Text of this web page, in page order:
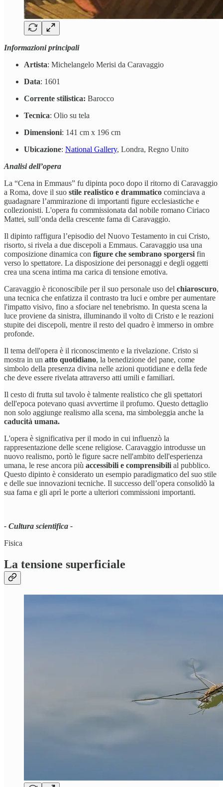
Informazioni principali
Artista: Michelangelo Merisi da Caravaggio
Data: 1601
Corrente stilistica: Barocco
Tecnica: Olio su tela
Dimensioni: 141 cm x 196 cm
Ubicazione: National Gallery, Londra, Regno Unito
Analisi dell’opera
La “Cena in Emmaus” fu dipinta poco dopo il ritorno di Caravaggio
a Roma, dove il suo stile realistico e drammatico cominciava a
guadagnare l’ammirazione di importanti figure ecclesiastiche e
collezionisti. L'opera fu commissionata dal nobile romano Ciriaco
Mattei, sull’onda della crescente fama di Caravaggio.
Il dipinto raffigura l’episodio del Nuovo Testamento in cui Cristo,
risorto, si rivela a due discepoli a Emmaus. Caravaggio usa una
composizione dinamica con figure che sembrano sporgersi fin
verso lo spettatore. La disposizione dei personaggi e degli oggetti
crea una scena intima ma carica di tensione emotiva.
Caravaggio è riconoscibile per il suo personale uso del chiaroscuro,
una tecnica che enfatizza il contrasto tra luci e ombre per aumentare
l'impatto visivo, fino a sfociare nel tenebrismo. In questa scena la
luce proviene da sinistra, illuminando il volto di Cristo e le reazioni
stupite dei discepoli, mentre il resto del quadro è immerso in ombre
profonde.
Il tema dell'opera è il riconoscimento e la rivelazione. Cristo si
mostra in un atto quotidiano, la benedizione del pane, come
simbolo della presenza divina nelle azioni quotidiane e della fede
che deve essere rivelata attraverso atti umili e familiari.
Il cesto di frutta sul tavolo è talmente realistico che gli spettatori
dell'epoca potevano quasi avvertirne il profumo. Questo dettaglio
non solo aggiunge realismo alla scena, ma simboleggia anche la
caducità umana.
L'opera è significativa per il modo in cui influenzò la
rappresentazione delle scene religiose. Caravaggio introdusse un
nuovo realismo, portò le figure sacre nell'ambito dell'esperienza
umana, le rese ancora più accessibili e comprensibili al pubblico.
Questo dipinto è considerato un esempio paradigmatico del suo stile
e delle sue innovazioni tecniche. Il successo dell’opera consolidò la
sua fama e gli aprì le porte a ulteriori commissioni importanti.
- Cultura scientifica -
Fisica
La tensione superficiale